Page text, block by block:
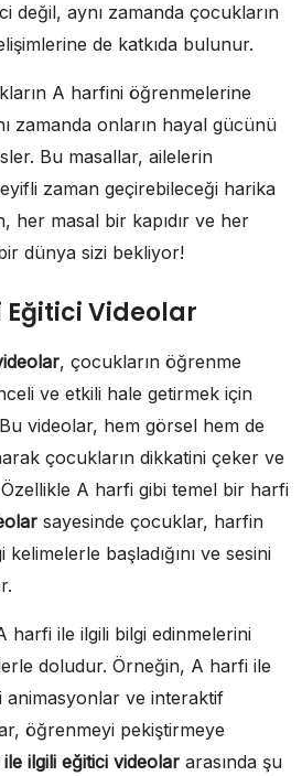
değil, aynı zamanda çocukların
de katkıda bulunur.
A harfini öğrenmelerine
zamanda onların hayal gücünü
Bu masallar, ailelerin
zaman geçirebileceği harika
her masal bir kapıdır ve her
dünya sizi bekliyor!
Videolar
, çocukların öğrenme
ve etkili hale getirmek için
videolar, hem görsel hem de
çocukların dikkatini çeker ve
A harfi gibi temel bir harfi
sayesinde çocuklar, harfin
kelimelerle başladığını ve sesini
harfi ile ilgili bilgi edinmelerini
doludur. Örneğin, A harfi ile
animasyonlar ve interaktif
öğrenmeyi pekiştirmeye
ilgili eğitici videolar arasında şu